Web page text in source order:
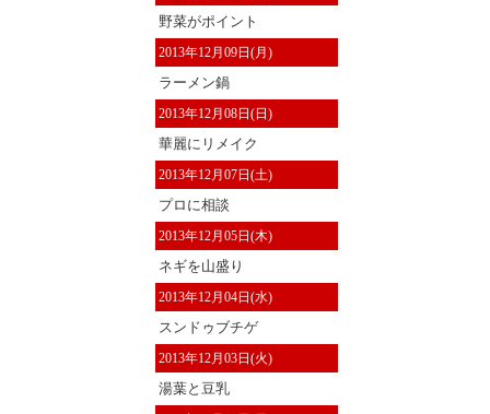
野菜がポイント
2013年12月09日(月)
ラーメン鍋
2013年12月08日(日)
華麗にリメイク
2013年12月07日(土)
プロに相談
2013年12月05日(木)
ネギを山盛り
2013年12月04日(水)
スンドゥブチゲ
2013年12月03日(火)
湯葉と豆乳